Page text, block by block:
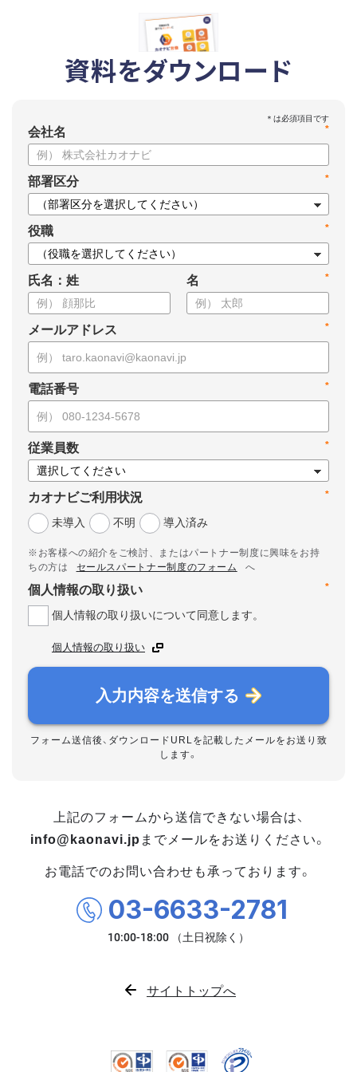
資料をダウンロード
*
会社名
*
部署区分
*
役職
氏名：姓 *
名
*
メールアドレス
*
電話番号
*
従業員数
*
カオナビご利用状況
未導入
不明 導入済み
※お客様への紹介をご検討、またはパートナー制度に興味をお持
ちの方は
セールスパートナー制度のフォーム
へ
*
個人情報の取り扱い
個人情報の取り扱いについて同意します。
個人情報の取り扱い
入力内容を送信する
フォーム送信後、ダウンロードURLを記載したメールをお送り致
します。
上記のフォームから送信できない場合は、
info@kaonavi.jp までメールをお送りください。
お電話でのお問い合わせも承っております。
03-6633-2781
サイトトップへ